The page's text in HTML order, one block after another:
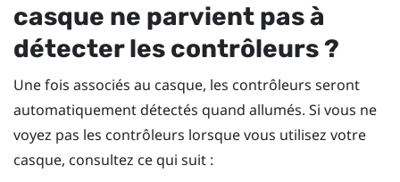
casque ne parvient pas à
détecter les contrôleurs ?
Une fois associés au casque, les contrôleurs seront
automatiquement détectés quand allumés. Si vous ne
voyez pas les contrôleurs lorsque vous utilisez votre
casque, consultez ce qui suit :